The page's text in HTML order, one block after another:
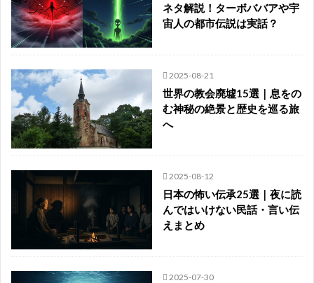
ネタ解説！ターボババアや宇
宙人の都市伝説は実話？
2025-08-21
世界の教会廃墟15選｜息をの
む神秘の絶景と歴史を巡る旅
へ
2025-08-12
日本の怖い伝承25選｜夜に読
んではいけない民話・言い伝
えまとめ
2025-07-30